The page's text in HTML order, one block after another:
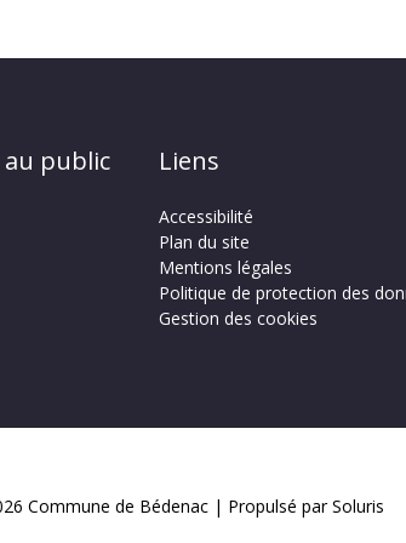
au public
Liens
Accessibilité
Plan du site
Mentions légales
Politique de protection des
Gestion des cookies
Commune de Bédenac | Propulsé par Soluris